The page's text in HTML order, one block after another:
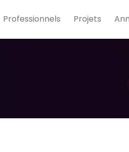
Professionnels Projets